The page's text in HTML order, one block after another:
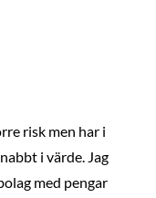
risk men har i
i värde. Jag
med pengar